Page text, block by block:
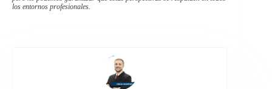
los entornos profesionales.